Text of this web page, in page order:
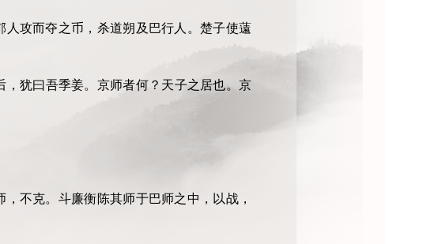
攻而夺之币，杀道朔及巴行人。楚子使薳
，犹曰吾季姜。京师者何？天子之居也。京
不克。斗廉衡陈其师于巴师之中，以战，